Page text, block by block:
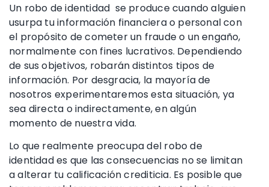
Un robo de identidad se produce cuando alguien
usurpa tuinformación financierao personal con
el propósito de cometer un fraude o un engaño,
normalmente con fines lucrativos. Dependiendo
de sus objetivos, robarán distintos tipos de
información. Por desgracia, la mayoría de
nosotros experimentaremos esta situación, ya
sea directa o indirectamente, en algún
momento de nuestra vida.
Lo que realmente preocupa del robo de
identidades que las consecuencias no se limitan
a alterar tu calificación crediticia. Es posible que